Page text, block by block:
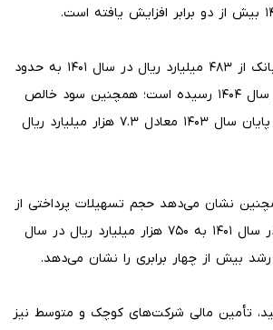
در نتیجه، سود خالص بانک از ۴۸۳ میلیارد ریال در سال ۱۴۰۱ به حدود
۱۰ هزار میلیارد ریال در سال ۱۴۰۴ رسیده است؛ همچنین سود خالص
حسابرسی‌شده بانک در پایان سال ۱۴۰۳ معادل ۷.۳ هزار میلیارد ریال
نشان می‌دهد حجم تسهیلات پرداختی از
۱۸۸ هزار میلیارد ریال در سال ۱۴۰۱ به ۷۵۰ هزار میلیارد ریال در سال
تأمین مالی شرکت‌های کوچک و متوسط نیز